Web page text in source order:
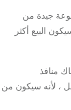
جيدة من
البيع أكثر
لأنه سيكون من